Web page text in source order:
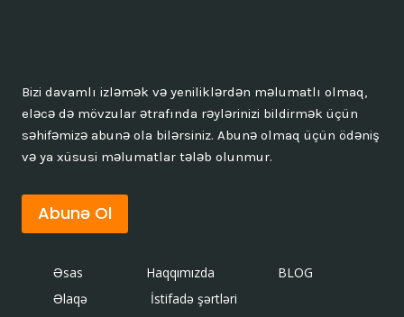
Bizi davamlı izləmək və yeniliklərdən məlumatlı olmaq,
eləcə də mövzular ətrafında rəylərinizi bildirmək üçün
səhifəmizə abunə ola bilərsiniz. Abunə olmaq üçün ödəniş
və ya xüsusi məlumatlar tələb olunmur.
Abunə Ol
Əsas Haqqımızda
BLOG
Əlaqə
İstifadə şərtləri